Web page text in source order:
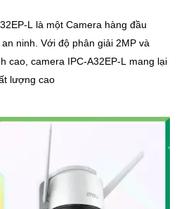
L là một Camera hàng đầu
ninh. Với độ phân giải 2MP và
cao, camera IPC-A32EP-L mang lại
lượng cao